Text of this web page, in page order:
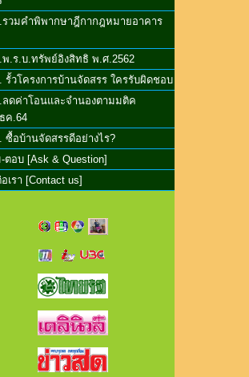
รวมคำพิพากษาฎีกากฎหมายอาคาร
พ.ร.บ.ทรัพย์อิงสิทธิ พ.ศ.2562
รั้วโครงการบ้านจัดสรร ใครรับผิดชอบ
ลดค่าโอนและจำนองตามมติค
ค.64
ซื้อบ้านจัดสรรดีอย่างไร?
ตอบ [Ask & Question]
เรา [Contact us]